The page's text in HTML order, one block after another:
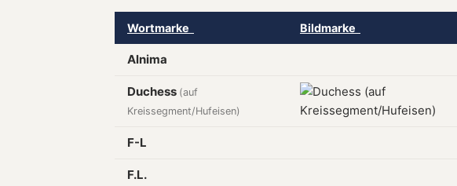
Wortmarke Bildmarke
Alnima
Duchess (auf
Kreissegment/Hufeisen)
F-L
F.L.